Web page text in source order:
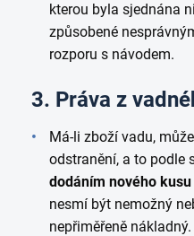
kterou byla sjednána
způsobené
rozporu s návodem.
3. Práva z
Má-li zboží vadu,
odstranění, a to podle
dodáním nového kusu
nesmí být nemožný
nepřiměřeně nákladný.